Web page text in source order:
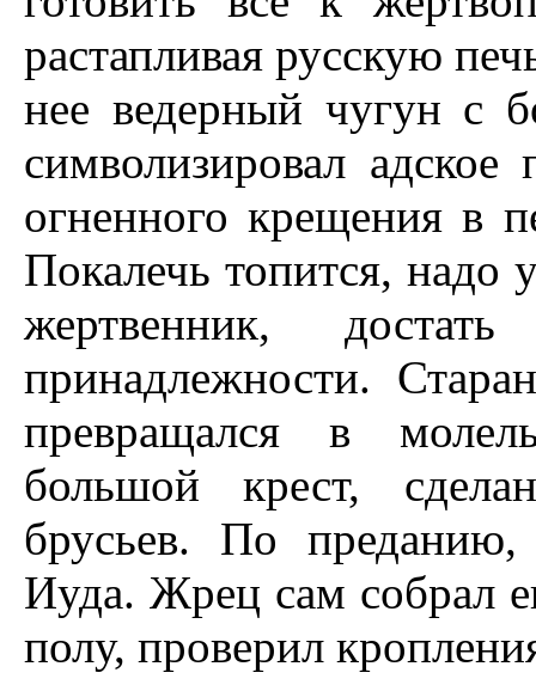
растапливая русскую
нее ведерный чугун с
символизировал
огненного крещения в
Покалечь топится, надо
жертвенник,
принадлежности.
превращался в
большой крест,
брусьев. По
Иуда. Жрец сам собрал
полу, проверил